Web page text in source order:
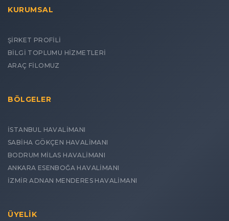
KURUMSAL
ŞİRKET PROFİLİ
BİLGİ TOPLUMU HİZMETLERİ
ARAÇ FİLOMUZ
BÖLGELER
İSTANBUL HAVALİMANI
SABİHA GÖKÇEN HAVALİMANI
BODRUM MİLAS HAVALİMANI
ANKARA ESENBOĞA HAVALİMANI
İZMİR ADNAN MENDERES HAVALİMANI
ÜYELİK